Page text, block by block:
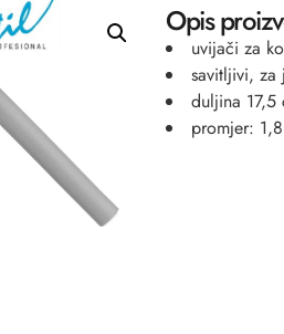
Opis
uvijači za
savitljivi, za
duljina 17,5
promjer: